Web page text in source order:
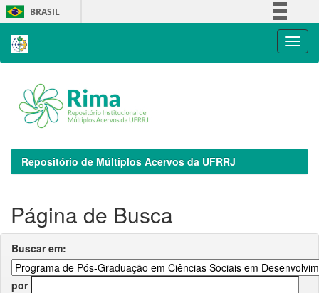
Skip
navigation
BRASIL
Repositório de Múltiplos Acervos da UFRRJ
Página de Busca
Buscar em:
por